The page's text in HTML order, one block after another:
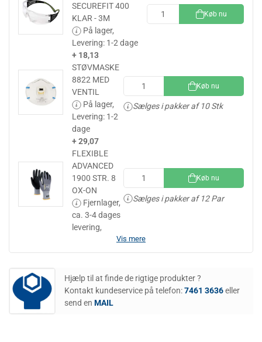
SECUREFIT 400
KLAR - 3M
På lager,
Levering: 1-2 dage
Køb nu
+ 18,13
STØVMASKE
8822 MED
VENTIL
På lager,
Levering: 1-2
dage
Køb nu
Sælges i pakker af 10 Stk
+ 29,07
FLEXIBLE
ADVANCED
1900 STR. 8
OX-ON
Fjernlager,
ca. 3-4 dages
levering,
Køb nu
Sælges i pakker af 12 Par
Vis mere
Hjælp til at finde de rigtige produkter ?
Kontakt kundeservice på telefon:7461 3636eller
send en MAIL